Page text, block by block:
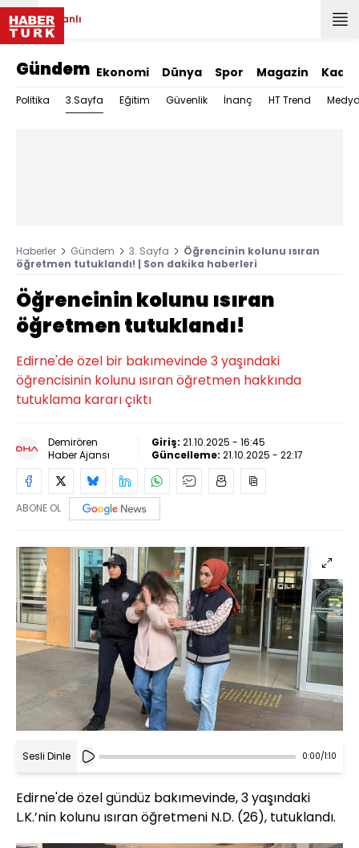
Canlı
Gündem Ekonomi Dünya Spor Magazin Kadın
Politika 3.Sayfa Eğitim Güvenlik İnanç HT Trend
Haberler Gündem 3. Sayfa
Öğrencinin kolunu ısıran
öğretmen tutuklandı! | Son dakika haberleri
Öğrencinin kolunu ısıran
öğretmen tutuklandı!
Edirne'de özel bir bakımevinde 3 yaşındaki
öğrencisinin kolunu ısıran öğretmen hakkında
tutuklama kararı çıktı
Demirören
Haber Ajansı
Giriş: 21.10.2025 - 16:45
Güncelleme: 21.10.2025 - 22:17
ABONE OL
Sesli Dinle 0:00/1:10
Edirne'de özel gündüz bakımevinde, 3 yaşındaki
L.K.’nin kolunu ısıran öğretmeni N.D. (26), tutuklandı.